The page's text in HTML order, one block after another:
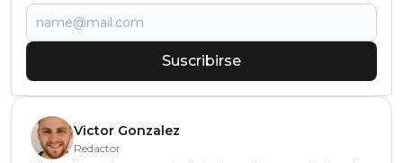
Suscribirse
Victor Gonzalez
Redactor